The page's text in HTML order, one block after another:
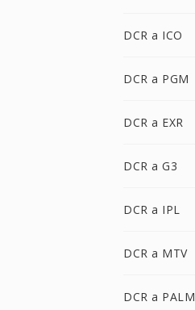
DCR a ICO
DCR a PGM
DCR a EXR
DCR a G3
DCR a IPL
DCR a MTV
DCR a PALM